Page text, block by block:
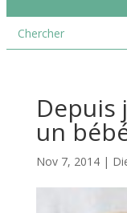
Depuis
un
Nov 7, 2014|